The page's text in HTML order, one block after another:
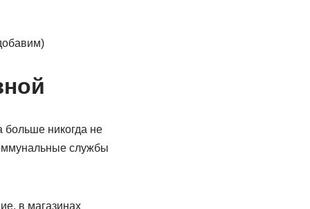
больше никогда не
службы
в магазинах